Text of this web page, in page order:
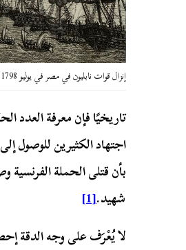
إنزال قوات نابليون في مصر في يوليو 1798
تاريخيًا فإن معرفة العدد
اجتهاد الكثيرين للوصول
شهيد.[1]
لا يُعْرَف على وجه الدقة